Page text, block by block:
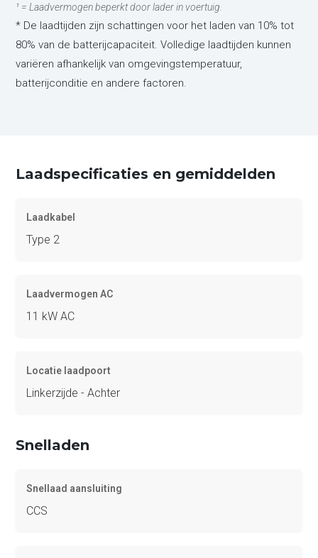
¹ = Laadvermogen beperkt door lader in voertuig.
* De laadtijden zijn schattingen voor het laden van 10% tot
80% van de batterijcapaciteit. Volledige laadtijden kunnen
variëren afhankelijk van omgevingstemperatuur,
batterijconditie en andere factoren.
Laadspecificaties en gemiddelden
Laadkabel
Type 2
Laadvermogen AC
11 kW AC
Locatie laadpoort
Linkerzijde - Achter
Snelladen
Snellaad aansluiting
CCS